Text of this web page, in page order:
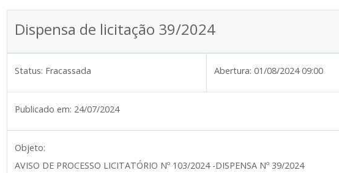
Dispensa de licitação 39/2024
Status: Fracassada Abertura: 01/08/2024 09:00
Publicado em: 24/07/2024
Objeto:
AVISO DE PROCESSO LICITATÓRIO Nº 103/2024 -DISPENSA Nº 39/2024